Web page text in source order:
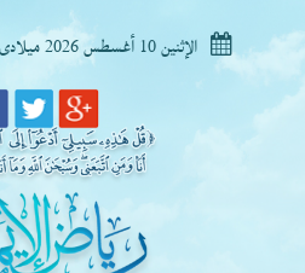
الإثنين 10 أغسطس 2026 ميلادى - 25 صفر 1448 هجرى